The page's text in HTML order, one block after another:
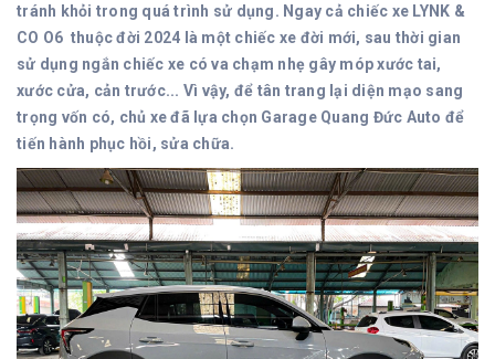
tránh khỏi trong quá trình sử dụng. Ngay cả chiếc xe LYNK &
CO O6 thuộc đời 2024 là một chiếc xe đời mới, sau thời gian
sử dụng ngắn chiếc xe có va chạm nhẹ gây móp xước tai,
xước cửa, cản trước... Vì vậy, để tân trang lại diện mạo sang
trọng vốn có, chủ xe đã lựa chọn Garage Quang Đức Auto để
tiến hành phục hồi, sửa chữa.